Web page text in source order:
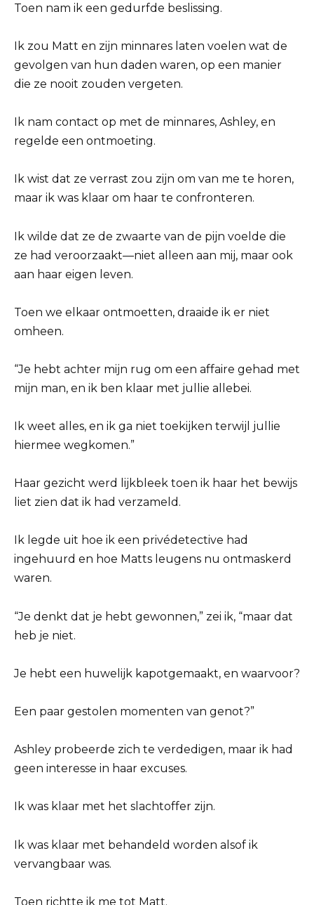
Toen nam ik een gedurfde beslissing.
Ik zou Matt en zijn minnares laten voelen wat de
gevolgen van hun daden waren, op een manier
die ze nooit zouden vergeten.
Ik nam contact op met de minnares, Ashley, en
regelde een ontmoeting.
Ik wist dat ze verrast zou zijn om van me te horen,
maar ik was klaar om haar te confronteren.
Ik wilde dat ze de zwaarte van de pijn voelde die
ze had veroorzaakt—niet alleen aan mij, maar ook
aan haar eigen leven.
Toen we elkaar ontmoetten, draaide ik er niet
omheen.
“Je hebt achter mijn rug om een affaire gehad met
mijn man, en ik ben klaar met jullie allebei.
Ik weet alles, en ik ga niet toekijken terwijl jullie
hiermee wegkomen.”
Haar gezicht werd lijkbleek toen ik haar het bewijs
liet zien dat ik had verzameld.
Ik legde uit hoe ik een privédetective had
ingehuurd en hoe Matts leugens nu ontmaskerd
waren.
“Je denkt dat je hebt gewonnen,” zei ik, “maar dat
heb je niet.
Je hebt een huwelijk kapotgemaakt, en waarvoor?
Een paar gestolen momenten van genot?”
Ashley probeerde zich te verdedigen, maar ik had
geen interesse in haar excuses.
Ik was klaar met het slachtoffer zijn.
Ik was klaar met behandeld worden alsof ik
vervangbaar was.
Toen richtte ik me tot Matt.